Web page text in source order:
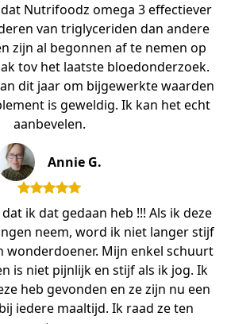
Nutrifoodz omega 3 effectiever
van triglyceriden dan andere
zijn al begonnen af te nemen op
tov het laatste bloedonderzoek.
dit jaar om bijgewerkte waarden
is geweldig. Ik kan het echt
aanbevelen.
Annie G.
ik dat gedaan heb !!! Als ik deze
neem, word ik niet langer stijf
wonderdoener. Mijn enkel schuurt
is niet pijnlijk en stijf als ik jog. Ik
heb gevonden en ze zijn nu een
iedere maaltijd. Ik raad ze ten